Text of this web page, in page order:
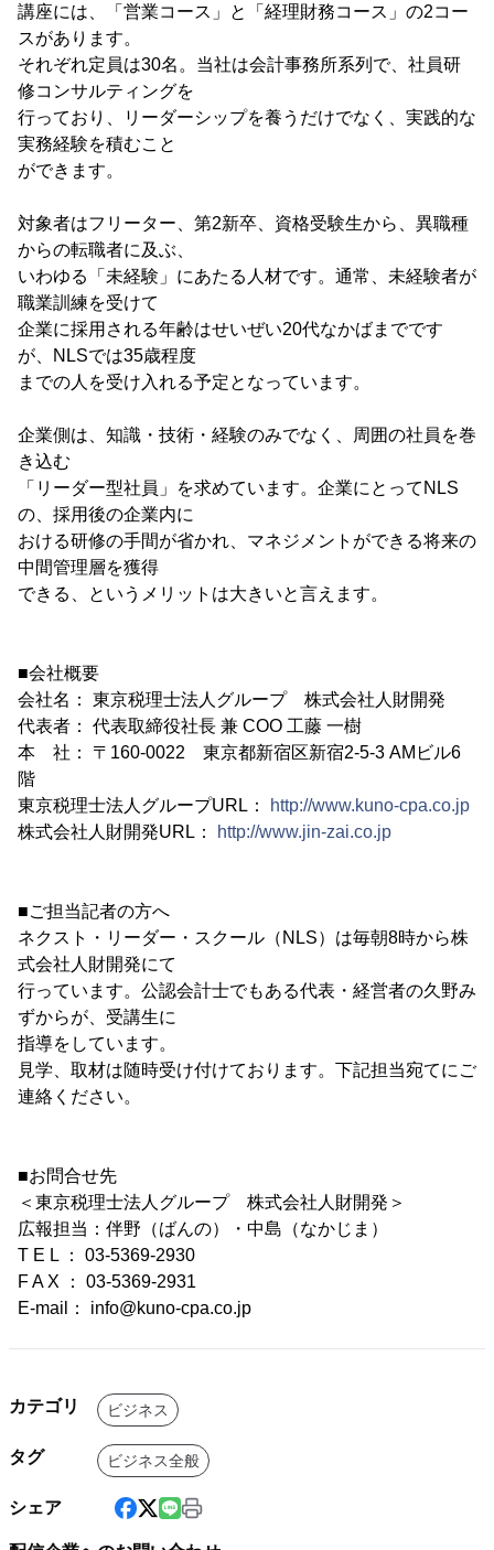
講座には、「営業コース」と「経理財務コース」の2コー
スがあります。
それぞれ定員は30名。当社は会計事務所系列で、社員研
修コンサルティングを
行っており、リーダーシップを養うだけでなく、実践的な
実務経験を積むこと
ができます。
対象者はフリーター、第2新卒、資格受験生から、異職種
からの転職者に及ぶ、
いわゆる「未経験」にあたる人材です。通常、未経験者が
職業訓練を受けて
企業に採用される年齢はせいぜい20代なかばまでです
が、NLSでは35歳程度
までの人を受け入れる予定となっています。
企業側は、知識・技術・経験のみでなく、周囲の社員を巻
き込む
「リーダー型社員」を求めています。企業にとってNLS
の、採用後の企業内に
おける研修の手間が省かれ、マネジメントができる将来の
中間管理層を獲得
できる、というメリットは大きいと言えます。
■会社概要
会社名： 東京税理士法人グループ 株式会社人財開発
代表者： 代表取締役社長 兼 COO 工藤 一樹
本 社： 〒160-0022 東京都新宿区新宿2-5-3 AMビル6
階
東京税理士法人グループURL：
http://www.kuno-cpa.co.jp
株式会社人財開発URL：
http://www.jin-zai.co.jp
■ご担当記者の方へ
ネクスト・リーダー・スクール（NLS）は毎朝8時から株
式会社人財開発にて
行っています。公認会計士でもある代表・経営者の久野み
ずからが、受講生に
指導をしています。
見学、取材は随時受け付けております。下記担当宛てにご
連絡ください。
■お問合せ先
＜東京税理士法人グループ 株式会社人財開発＞
広報担当：伴野（ばんの）・中島（なかじま）
T E L ： 03-5369-2930
F A X ： 03-5369-2931
E-mail： info@kuno-cpa.co.jp
カテゴリ ビジネス
タグ ビジネス全般
シェア